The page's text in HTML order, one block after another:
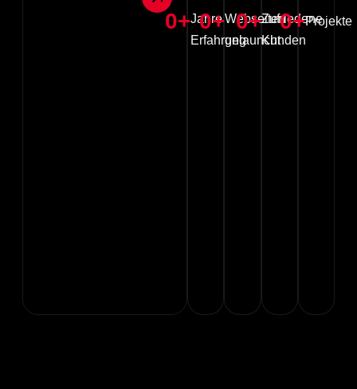
Jahre
Erfahrung
0+
Webseiten
gelauncht
0+
Zufriedene
Kunden
0+ Projekte
0+